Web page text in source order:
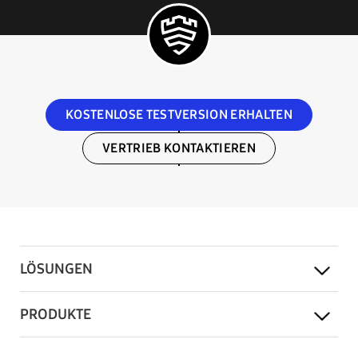
KOSTENLOSE TESTVERSION ERHALTEN
VERTRIEB KONTAKTIEREN
LÖSUNGEN
PRODUKTE